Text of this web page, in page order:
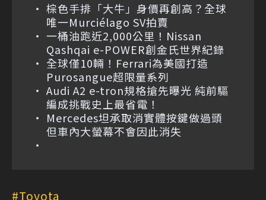
棕色手排「大牛」身價再創高？全球
唯一Murciélago SV拍賣
一桶油跑近2,000公里！Nissan
Qashqai e-POWER創金氏世界紀錄
全球僅10輛！Ferrari為美國打造
Purosangue超限量系列
Audi A2 e-tron規格搶先曝光 純前驅
編成挑戰史上最省電！
Mercedes坦承取消實體按鍵做過頭
但車內大螢幕不會因此消失
Toyota